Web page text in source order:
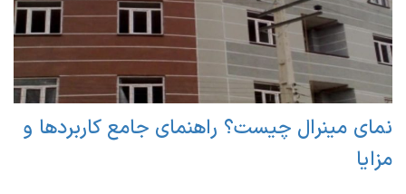
نمای مینرال چیست؟ راهنمای جامع کاربردها و
مزایا